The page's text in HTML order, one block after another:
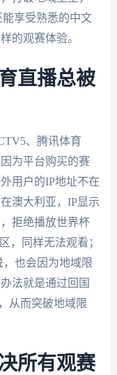
享受熟悉的中文
的观赛体验。
直播总被
、腾讯体育
为平台购买的赛
用户的IP地址不在
澳大利亚，IP显示
拒绝播放世界杯
，同样无法观看；
也会因为地域限
法就是通过回国
从而突破地域限
所有观赛